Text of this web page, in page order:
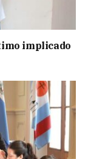
implicado